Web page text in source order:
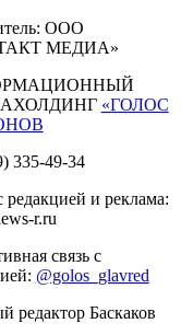
ООО
МЕДИА»
«ГОЛОС
335-49-34
редакцией и реклама:
r.ru
связь с
@golos_glavred
редактор Баскаков